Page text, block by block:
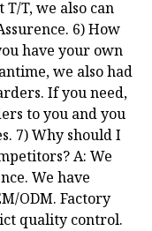
T, we also can
6) How
have your own
we also had
If you need,
to you and you
7) Why should I
A: We
We have
ODM. Factory
quality control.